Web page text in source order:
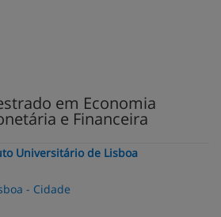
em Economia
e Financeira
Universitário de Lisboa
- Cidade